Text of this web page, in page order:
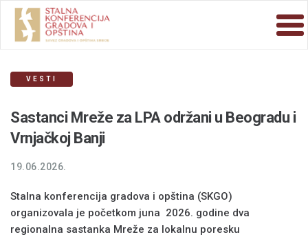
VESTI
Sastanci Mreže za LPA održani u Beogradu i
Vrnjačkoj Banji
19.06.2026.
Stalna konferencija gradova i opština (SKGO)
organizovala je početkom juna 2026. godine dva
regionalna sastanka Mreže za lokalnu poresku